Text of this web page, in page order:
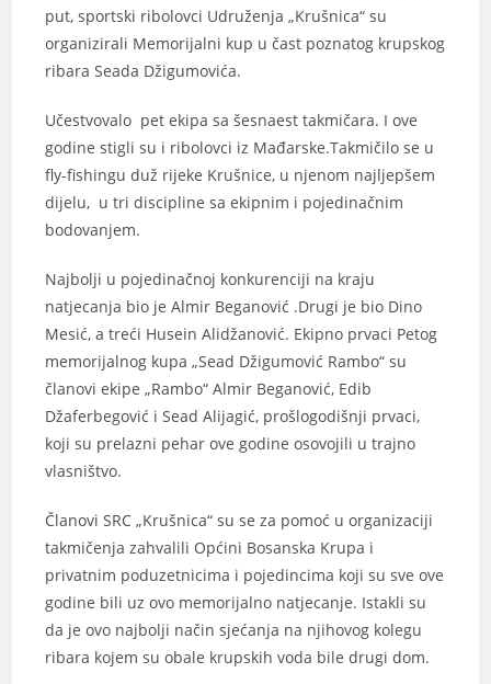
put, sportski ribolovci Udruženja „Krušnica“ su
organizirali Memorijalni kup u čast poznatog krupskog
ribara Seada Džigumovića.
Učestvovalo pet ekipa sa šesnaest takmičara. I ove
godine stigli su i ribolovci iz Mađarske.Takmičilo se u
fly-fishingu duž rijeke Krušnice, u njenom najljepšem
dijelu, u tri discipline sa ekipnim i pojedinačnim
bodovanjem.
Najbolji u pojedinačnoj konkurenciji na kraju
natjecanja bio je Almir Beganović .Drugi je bio Dino
Mesić, a treći Husein Alidžanović. Ekipno prvaci Petog
memorijalnog kupa „Sead Džigumović Rambo“ su
članovi ekipe „Rambo“ Almir Beganović, Edib
Džaferbegović i Sead Alijagić, prošlogodišnji prvaci,
koji su prelazni pehar ove godine osovojili u trajno
vlasništvo.
Članovi SRC „Krušnica“ su se za pomoć u organizaciji
takmičenja zahvalili Općini Bosanska Krupa i
privatnim poduzetnicima i pojedincima koji su sve ove
godine bili uz ovo memorijalno natjecanje. Istakli su
da je ovo najbolji način sjećanja na njihovog kolegu
ribara kojem su obale krupskih voda bile drugi dom.